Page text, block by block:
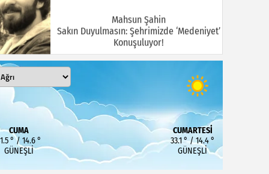
Mahsun Şahin
Sakın Duyulmasın: Şehrimizde ‘Medeniyet’
Konuşuluyor!
MEHMET KOÇ
DOĞUBAYAZIT ASLINDA BİR İNANÇ
MERKEZİDİR
CUMA
° / 14.6 °
GÜNEŞLI
CUMARTESI
33.1 ° / 14.4 °
GÜNEŞLI